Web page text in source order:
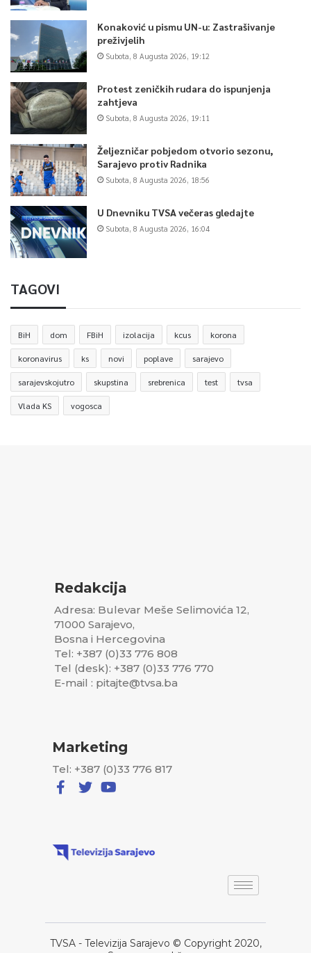
Konaković u pismu UN-u: Zastrašivanje
preživjelih
Subota, 8 Augusta 2026, 19:12
Protest zeničkih rudara do ispunjenja
zahtjeva
Subota, 8 Augusta 2026, 19:11
Željezničar pobjedom otvorio sezonu,
Sarajevo protiv Radnika
Subota, 8 Augusta 2026, 18:56
U Dnevniku TVSA večeras gledajte
Subota, 8 Augusta 2026, 16:04
TAGOVI
BiH dom FBiH izolacija kcus korona
koronavirus ks novi poplave sarajevo
sarajevskojutro skupstina srebrenica test tvsa
Vlada KS vogosca
Redakcija
Adresa: Bulevar Meše Selimovića 12,
71000 Sarajevo,
Bosna i Hercegovina
Tel: +387 (0)33 776 808
Tel (desk): +387 (0)33 776 770
E-mail : pitajte@tvsa.ba
Marketing
Tel: +387 (0)33 776 817
TVSA - Televizija Sarajevo © Copyright 2020,